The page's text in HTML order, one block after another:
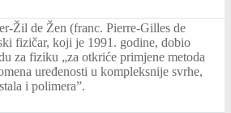
Žil de Žen (franc. Pierre-Gilles de
fizičar, koji je 1991. godine, dobio
za fiziku „za otkriće primjene metoda
uređenosti u kompleksnije svrhe,
i polimera”.